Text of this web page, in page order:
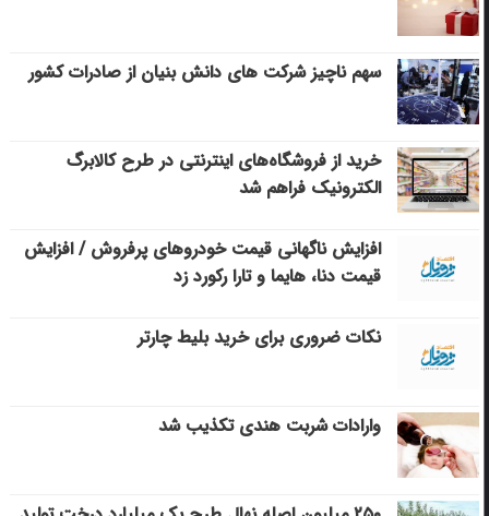
سهم ناچیز شرکت های دانش بنیان از صادرات کشور
خرید از فروشگاه‌های اینترنتی در طرح کالابرگ
الکترونیک فراهم شد
افزایش ناگهانی قیمت خودروهای پرفروش / افزایش
قیمت دنا، هایما و تارا رکورد زد
نکات ضروری برای خرید بلیط چارتر
وارادات شربت هندی تکذیب شد